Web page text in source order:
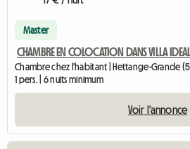
Master
CHAMBRE EN COLOCATION DANS VILLA
Chambre chez l'habitant | Hettange-Grande
1 pers. | 6 nuits minimum
Voir l'annonce